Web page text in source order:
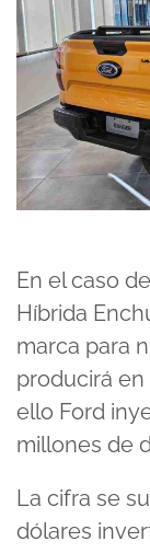
En el caso
Híbrida
marca para
producirá en
ello Ford
millones de
La cifra se
dólares